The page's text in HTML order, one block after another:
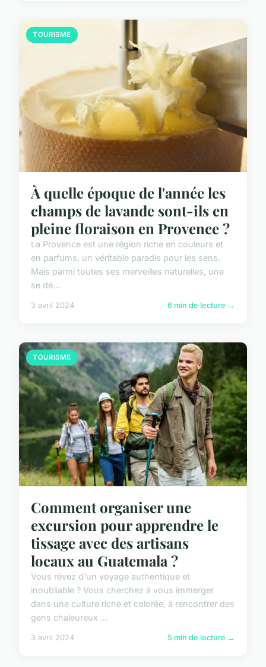
TOURISME
À quelle époque de l'année les
champs de lavande sont-ils en
pleine floraison en Provence ?
La Provence est une région riche en couleurs et
en parfums, un véritable paradis pour les sens.
Mais parmi toutes ses merveilles naturelles, une
se dé...
3 avril 2024 6 min de lecture →
TOURISME
Comment organiser une
excursion pour apprendre le
tissage avec des artisans
locaux au Guatemala ?
Vous rêvez d'un voyage authentique et
inoubliable ? Vous cherchez à vous immerger
dans une culture riche et colorée, à rencontrer des
gens chaleureux ...
3 avril 2024 5 min de lecture →